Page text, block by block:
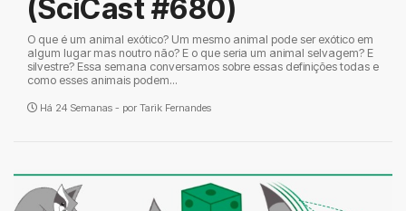
(SciCast #680)
O que é um animal exótico? Um mesmo animal pode ser exótico em
algum lugar mas noutro não? E o que seria um animal selvagem? E
silvestre? Essa semana conversamos sobre essas definições todas e
como esses animais podem...
Há 24 Semanas - por Tarik Fernandes